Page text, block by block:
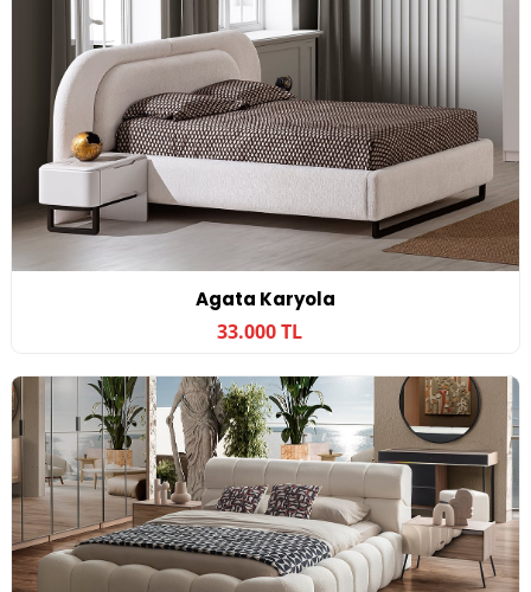
Agata Karyola
33.000 TL